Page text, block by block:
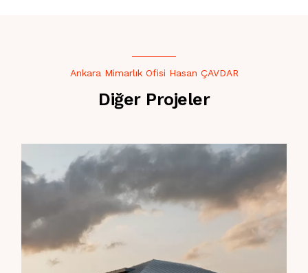
Ankara Mimarlık Ofisi Hasan ÇAVDAR
Diğer Projeler